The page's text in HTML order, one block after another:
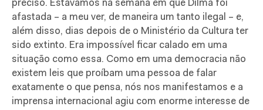
preciso. Estávamos na semana em que Dilma foi
afastada – a meu ver, de maneira um tanto ilegal – e,
além disso, dias depois de o Ministério da Cultura ter
sido extinto. Era impossível ficar calado em uma
situação como essa. Como em uma democracia não
existem leis que proíbam uma pessoa de falar
exatamente o que pensa, nós nos manifestamos e a
imprensa internacional agiu com enorme interesse de